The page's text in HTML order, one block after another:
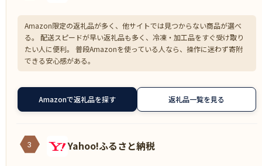
Amazon限定の返礼品が多く、他サイトでは見つからない商品が選べ
る。 配送スピードが早い返礼品も多く、冷凍・加工品をすぐ受け取り
たい人に便利。 普段Amazonを使っている人なら、操作に迷わず寄附
できる安心感がある。
Amazonで返礼品を探す 返礼品一覧を見る
3 Yahoo!ふるさと納税